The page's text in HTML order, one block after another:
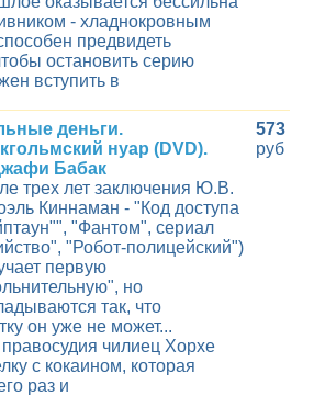
- хладнокровным
предвидеть
остановить серию
вступить в
деньги.
нуар (DVD).
Бабак
трех лет заключения Ю.В.
Киннаман - "Код доступа
"Фантом", сериал
"Робот-полицейский")
первую
но
так, что
он уже не может...
чилиец Хорхе
с кокаином, которая
раз и
573
руб